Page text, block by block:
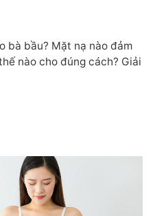
bà bầu? Mặt nạ nào đảm
nào cho đúng cách? Giải